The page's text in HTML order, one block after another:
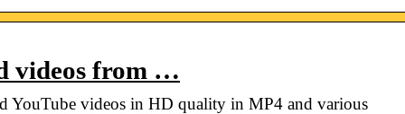
videos from …
YouTube videos in HD quality in MP4 and various